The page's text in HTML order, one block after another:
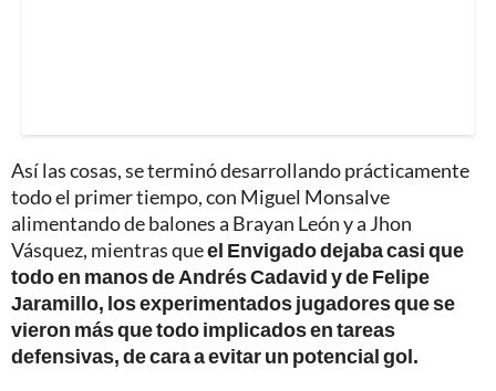
Así las cosas, se terminó desarrollando prácticamente
todo el primer tiempo, con Miguel Monsalve
alimentando de balones a Brayan León y a Jhon
Vásquez, mientras queel Envigado dejaba casi que
todo en manos de Andrés Cadavid y de Felipe
Jaramillo, los experimentados jugadores que se
vieron más que todo implicados en tareas
defensivas, de cara a evitar un potencial gol.